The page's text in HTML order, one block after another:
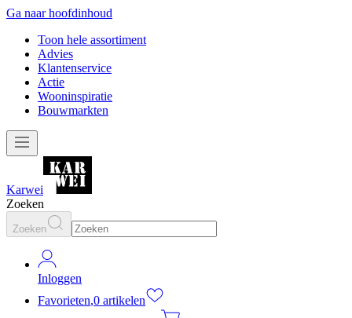
Ga naar hoofdinhoud
Toon hele assortiment
Advies
Klantenservice
Actie
Wooninspiratie
Bouwmarkten
Karwei
Zoeken
Zoeken
Inloggen
Favorieten,0 artikelen